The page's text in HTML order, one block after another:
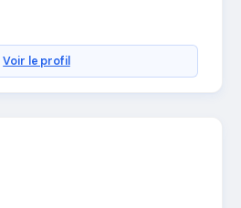
Voir le profil